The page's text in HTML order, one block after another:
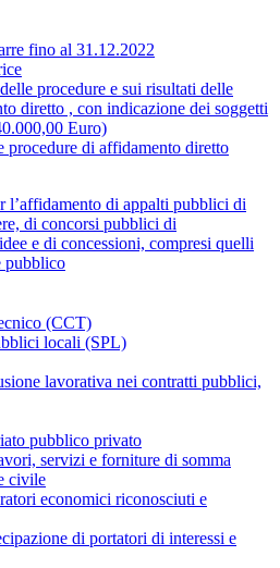
fino al 31.12.2022
procedure e sui risultati delle
diretto , con indicazione dei soggetti
Euro)
procedure di affidamento diretto
l’affidamento di appalti pubblici di
di concorsi pubblici di
e di concessioni, compresi quelli
pubblico
(CCT)
locali (SPL)
lavorativa nei contratti pubblici,
pubblico privato
servizi e forniture di somma
civile
economici riconosciuti e
di portatori di interessi e